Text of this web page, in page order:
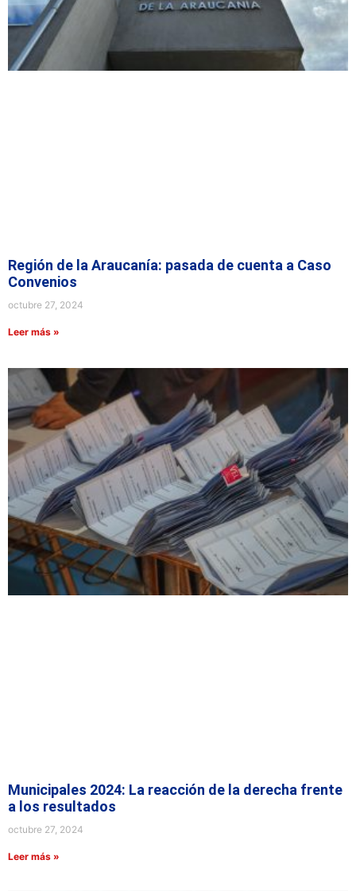
Región de la Araucanía: pasada de cuenta a Caso
Convenios
octubre 27, 2024
Leer más »
Municipales 2024: La reacción de la derecha frente
a los resultados
octubre 27, 2024
Leer más »